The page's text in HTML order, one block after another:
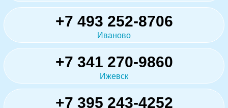
+7 493 252-8706
Иваново
+7 341 270-9860
Ижевск
+7 395 243-4252